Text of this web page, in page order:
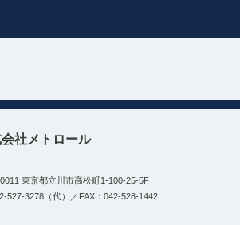
社メトロール
東京都立川市高松町1-100-25-5F
527-3278（代）／FAX：042-528-1442